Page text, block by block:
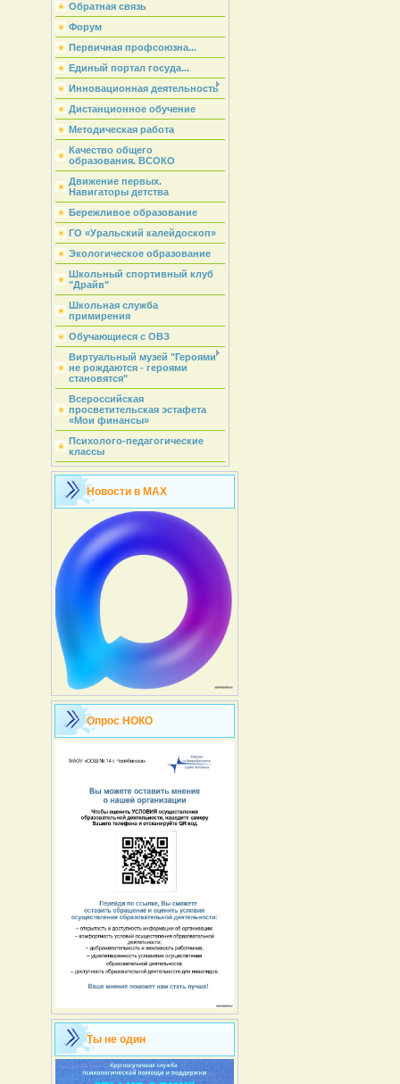
Обратная связь
Форум
Первичная профсоюзна...
Единый портал госуда...
Инновационная деятельность
Дистанционное обучение
Методическая работа
Качество общего
образования. ВСОКО
Движение первых.
Навигаторы детства
Бережливое образование
ГО «Уральский калейдоскоп»
Экологическое образование
Школьный спортивный клуб
"Драйв"
Школьная служба
примирения
Обучающиеся с ОВЗ
Виртуальный музей "Героями
не рождаются - героями
становятся"
Всероссийская
просветительская эстафета
«Мои финансы»
Психолого-педагогические
классы
Новости в MAX
Опрос НОКО
Ты не один